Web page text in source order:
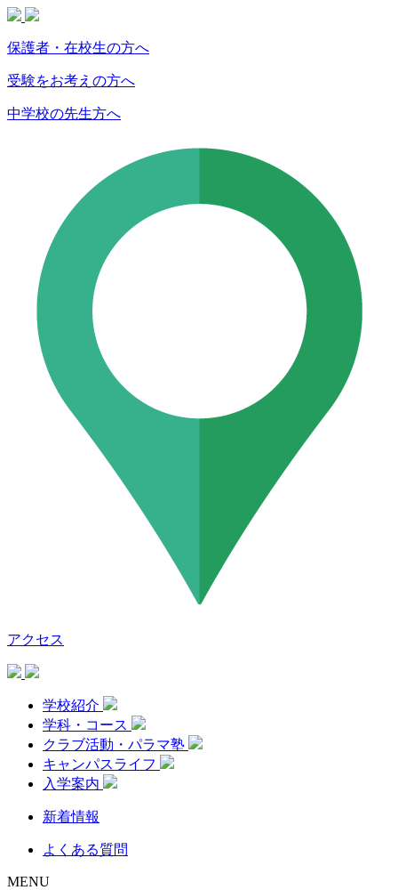
保護者・在校生の方へ
受験をお考えの方へ
中学校の先生方へ
アクセス
学校紹介
学科・コース
クラブ活動・パラマ塾
キャンパスライフ
入学案内
新着情報
よくある質問
MENU